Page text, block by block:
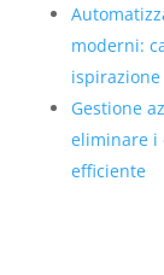
moderni:
ispirazione
Gestione
eliminare i
efficiente